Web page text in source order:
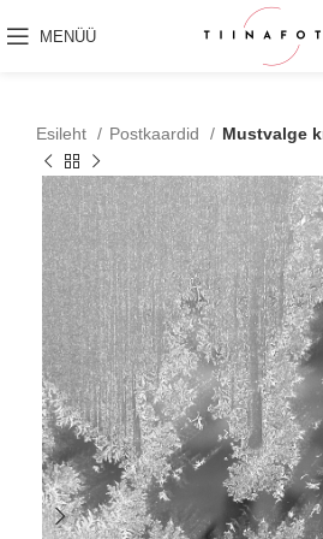
MENÜÜ
Esileht Postkaardid Mustvalge